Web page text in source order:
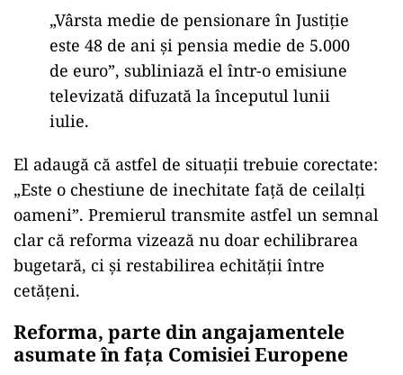
„Vârsta medie de pensionare în Justiție
este 48 de ani și pensia medie de 5.000
de euro”, subliniază el într-o emisiune
televizată difuzată la începutul lunii
iulie.
El adaugă că astfel de situații trebuie corectate:
„Este o chestiune de inechitate față de ceilalți
oameni”. Premierul transmite astfel un semnal
clar că reforma vizează nu doar echilibrarea
bugetară, ci și restabilirea echității între
cetățeni.
Reforma, parte din angajamentele
asumate în fața Comisiei Europene